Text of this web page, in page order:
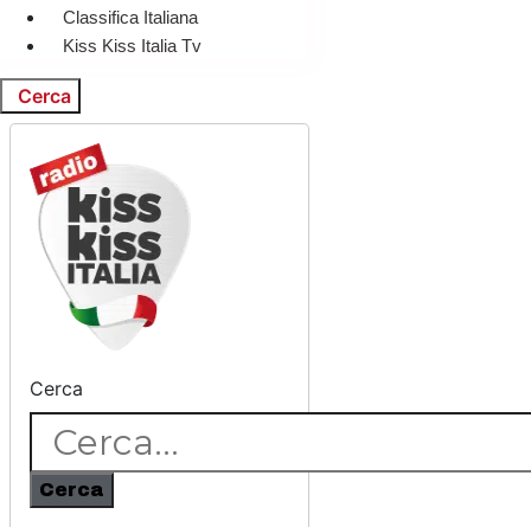
Classifica Italiana
Kiss Kiss Italia Tv
Cerca
Cerca
Cerca